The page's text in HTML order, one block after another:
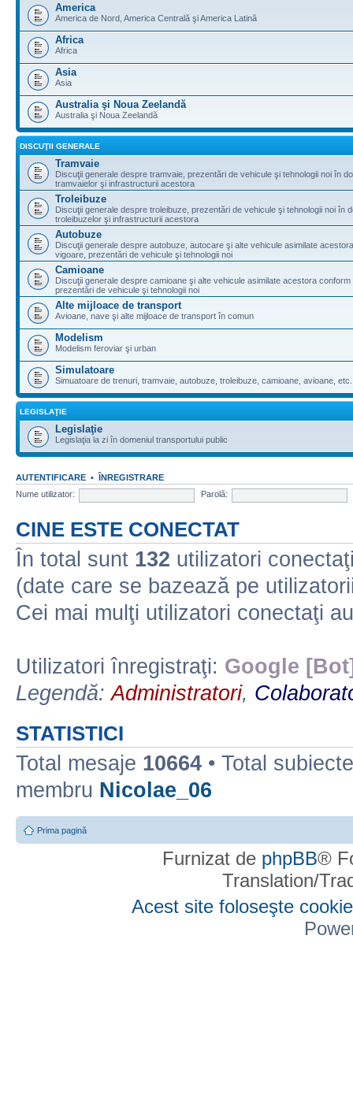
America
America de Nord, America Centrală şi America Latină
Africa
Africa
Asia
Asia
Australia şi Noua Zeelandă
Australia şi Noua Zeelandă
DISCUŢII GENERALE
Tramvaie
Discuţii generale despre tramvaie, prezentări de vehicule şi tehnologii noi în
tramvaielor şi infrastructurii acestora
Troleibuze
Discuţii generale despre troleibuze, prezentări de vehicule şi tehnologii noi în
troleibuzelor şi infrastructurii acestora
Autobuze
Discuţii generale despre autobuze, autocare şi alte vehicule asimilate
vigoare, prezentări de vehicule şi tehnologii noi
Camioane
Discuţii generale despre camioane şi alte vehicule asimilate acestora
prezentări de vehicule şi tehnologii noi
Alte mijloace de transport
Avioane, nave şi alte mijloace de transport în comun
Modelism
Modelism feroviar şi urban
Simulatoare
Simuatoare de trenuri, tramvaie, autobuze, troleibuze, camioane, avioane, etc.
LEGISLAŢIE
Legislaţie
Legislaţia la zi în domeniul transportului public
AUTENTIFICARE • ÎNREGISTRARE
Nume utilizator:
Parolă:
CINE ESTE CONECTAT
În total sunt 132 utilizatori
(date care se bazează pe
Cei mai mulţi utilizatori conectaţi
Utilizatori înregistraţi: Google
Legendă:Administratori,
STATISTICI
Total mesaje 10664 • Total
membru Nicolae_06
Prima pagină
Furnizat de phpBB®
Translation/
Acest site foloseşte